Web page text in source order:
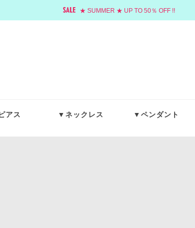
★ SUMMER ★ UP TO 50％ OFF !!
アス ▼ネックレス ▼ペンダント